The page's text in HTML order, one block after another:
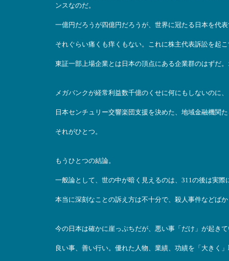
ンスなのだ。
一億円だろうが四億円だろうが、世界に冠たる日本を代
それぐらい痛くも痒くもない。これに株主代表訴訟を起
東証一部上場企業とは日本の頂点にある企業群のはずだ
メガバンクが経常利益数千億のくせに何にもしないのに、
日本センチュリー交響楽団支援を決めた、地域金融機関
それがひとつ。
もうひとつの結論。
一般論として、世の中が暗く見えるのは、311の後は実際
本当に深刻なことの訴え方は不十分で、殺人事件などば
今の日本は確かに崖っぷちだが、悪い事「だけ」が起き
良い事、善い行い。優れた人物、業績、功績を「大きく